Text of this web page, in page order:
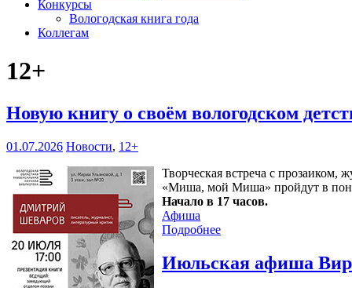
Конкурсы
Вологодская книга года
Коллегам
12+
Новую книгу о своём вологодском
01.07.2026 Новости, 12+
Творческая встреча с
«Миша, мой Миша» пройдут в
Начало в 17 часов.
Афиша
Подробнее
Июльская афиша